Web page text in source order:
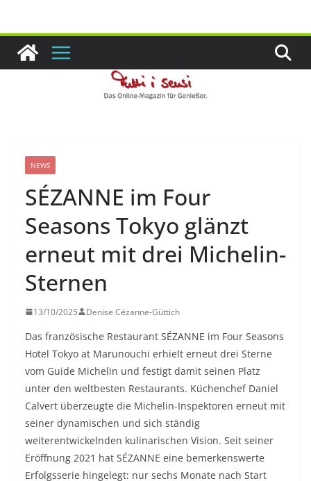
springen
NEWS
SÉZANNE im Four
Seasons Tokyo glänzt
erneut mit drei Michelin-
Sternen
13/10/2025 Denise Cézanne-Güttich
Das französische Restaurant SÉZANNE im Four Seasons
Hotel Tokyo at Marunouchi erhielt erneut drei Sterne
vom Guide Michelin und festigt damit seinen Platz
unter den weltbesten Restaurants. Küchenchef Daniel
Calvert überzeugte die Michelin-Inspektoren erneut mit
seiner dynamischen und sich ständig
weiterentwickelnden kulinarischen Vision. Seit seiner
Eröffnung 2021 hat SÉZANNE eine bemerkenswerte
Erfolgsserie hingelegt: nur sechs Monate nach Start